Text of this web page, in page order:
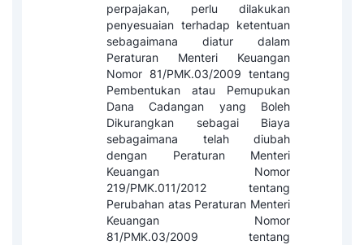
perpajakan, perlu dilakukan
penyesuaian terhadap ketentuan
sebagaimana diatur dalam
Peraturan Menteri Keuangan
Nomor 81/PMK.03/2009 tentang
Pembentukan atau Pemupukan
Dana Cadangan yang Boleh
Dikurangkan sebagai Biaya
sebagaimana telah diubah
dengan Peraturan Menteri
Keuangan Nomor
219/PMK.011/2012 tentang
Perubahan atas Peraturan Menteri
Keuangan Nomor
81/PMK.03/2009 tentang